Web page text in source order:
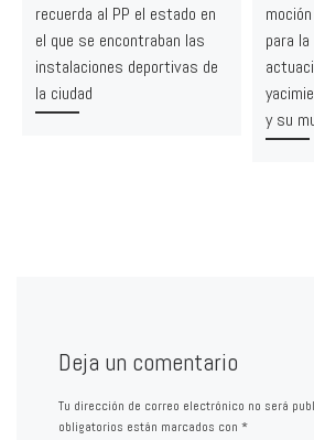
recuerda al PP el estado en
el que se encontraban las
instalaciones deportivas de
la ciudad
para
y su
Deja un comentario
Tu dirección de correo electrónico no será
obligatorios están marcados con *